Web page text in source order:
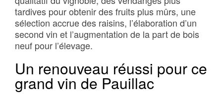
tardives pour obtenir des fruits plus mûrs, une
sélection accrue des raisins, l’élaboration d’un
second vin et l’augmentation de la part de bois
neuf pour l’élevage.
Un renouveau réussi pour ce
grand vin de Pauillac